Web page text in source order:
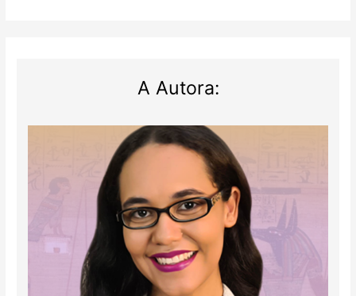
A Autora: